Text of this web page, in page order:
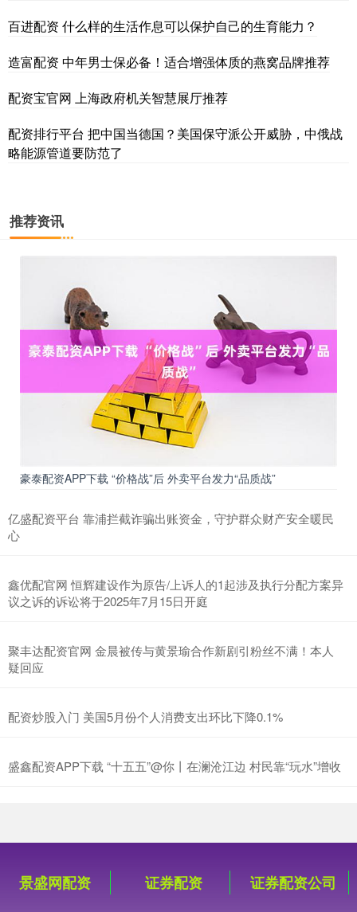
百进配资 什么样的生活作息可以保护自己的生育能力？
造富配资 中年男士保必备！适合增强体质的燕窝品牌推荐
配资宝官网 上海政府机关智慧展厅推荐
配资排行平台 把中国当德国？美国保守派公开威胁，中俄战
略能源管道要防范了
推荐资讯
豪泰配资APP下载 “价格战”后 外卖平台发力“品质战”
亿盛配资平台 靠浦拦截诈骗出账资金，守护群众财产安全暖民
心
鑫优配官网 恒辉建设作为原告/上诉人的1起涉及执行分配方案异
议之诉的诉讼将于2025年7月15日开庭
聚丰达配资官网 金晨被传与黄景瑜合作新剧引粉丝不满！本人
疑回应
配资炒股入门 美国5月份个人消费支出环比下降0.1%
盛鑫配资APP下载 “十五五”@你丨在澜沧江边 村民靠“玩水”增收
景盛网配资 证券配资 证券配资公司